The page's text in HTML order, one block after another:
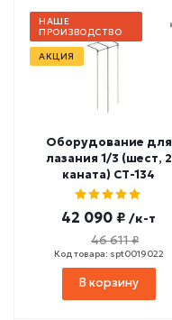
НАШЕ
ПРОИЗВОДСТВО
АКЦИЯ
Оборудование для
лазания 1/3 (шест, 2
каната) СТ-134
42 090 ₽ /к-т
46 611 ₽
Код товара: spt0019022
В корзину